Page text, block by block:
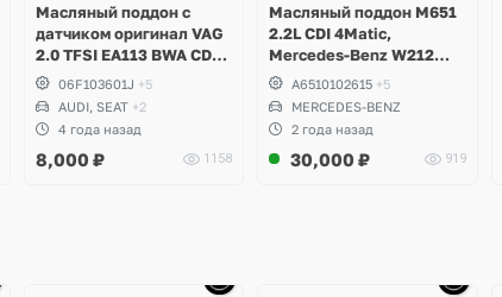
Масляный поддон с
датчиком оригинал VAG
2.0 TFSI EA113 BWA CDLA
CDLC CDLG
06F103601J +5
AUDI, SEAT +2
4 года назад
8,000 ₽ 1158
Масляный поддон M651
2.2L CDI 4Matic,
Mercedes-Benz W212
E250d, W204 GLK
A6510102615 +5
MERCEDES-BENZ
2 года назад
30,000 ₽ 919